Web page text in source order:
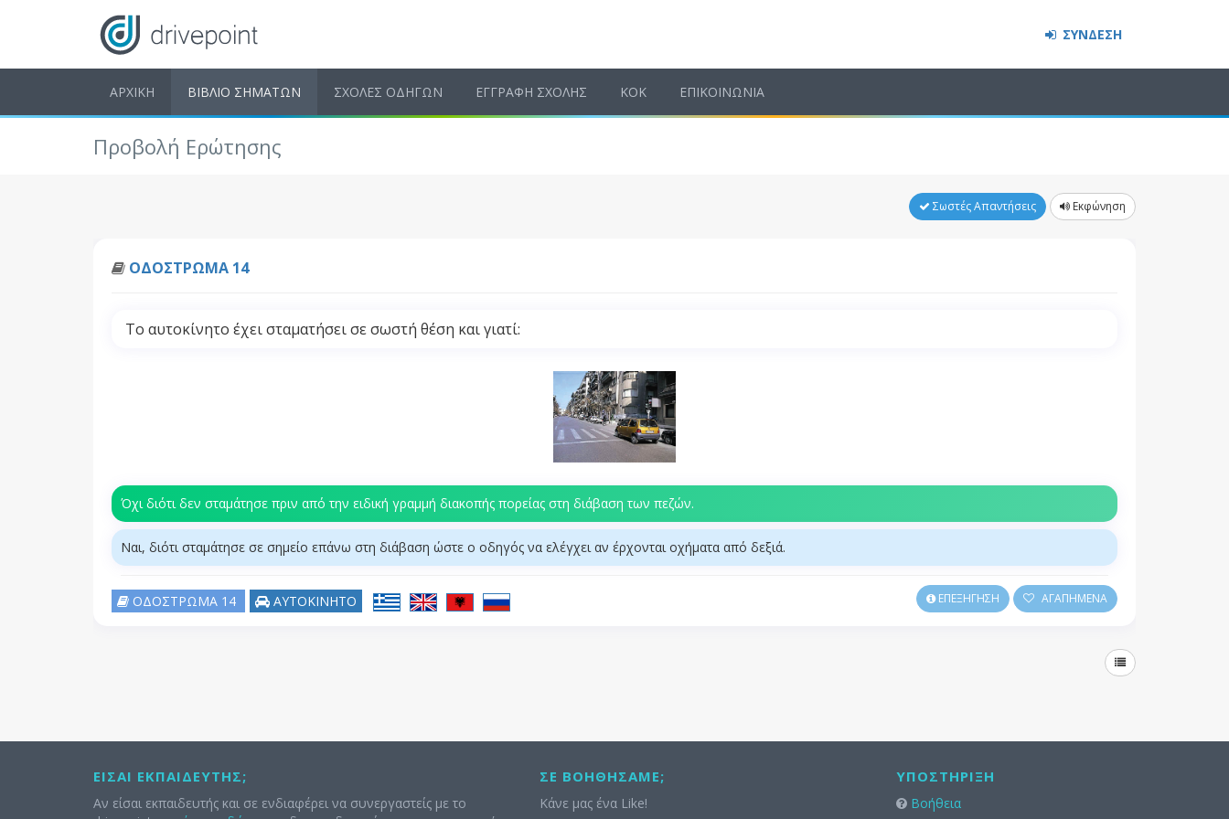
ΣΥΝΔΕΣΗ
ΑΡΧΙΚΗ ΒΙΒΛΙΟ ΣΗΜΑΤΩΝ ΣΧΟΛΕΣ ΟΔΗΓΩΝ ΕΓΓΡΑΦΗ ΣΧΟΛΗΣ ΚΟΚ ΕΠΙΚΟΙΝΩΝΙΑ
Προβολή Ερώτησης
Σωστές Απαντήσεις Εκφώνηση
ΟΔΟΣΤΡΩΜΑ 14
Το αυτοκίνητο έχει σταματήσει σε σωστή θέση και γιατί:
Όχι διότι δεν σταμάτησε πριν από την ειδική γραμμή διακοπής πορείας στη διάβαση των πεζών.
Ναι, διότι σταμάτησε σε σημείο επάνω στη διάβαση ώστε ο οδηγός να ελέγχει αν έρχονται οχήματα από δεξιά.
ΟΔΟΣΤΡΩΜΑ 14 ΑΥΤΟΚΙΝΗΤΟ ΕΠΕΞΗΓΗΣΗ ΑΓΑΠΗΜΕΝΑ
ΕΊΣΑΙ ΕΚΠΑΙΔΕΥΤΉΣ;
Αν είσαι εκπαιδευτής και σε ενδιαφέρει να συνεργαστείς με το
ΣΕ ΒΟΗΘΉΣΑΜΕ;
Κάνε μας ένα Like!
ΥΠΟΣΤΉΡΙΞΗ
Βοήθεια